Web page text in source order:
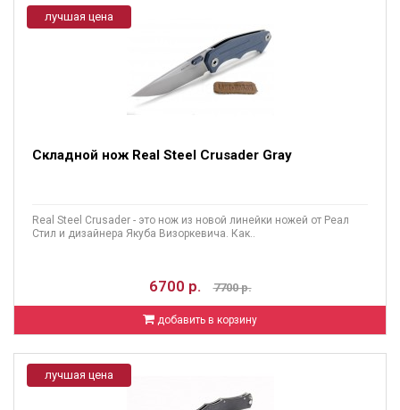
лучшая цена
Складной нож Real Steel Crusader Gray
Real Steel Crusader - это нож из новой линейки ножей от Реал
Стил и дизайнера Якуба Визоркевича. Как..
6700 р. 7700 р.
добавить в корзину
лучшая цена